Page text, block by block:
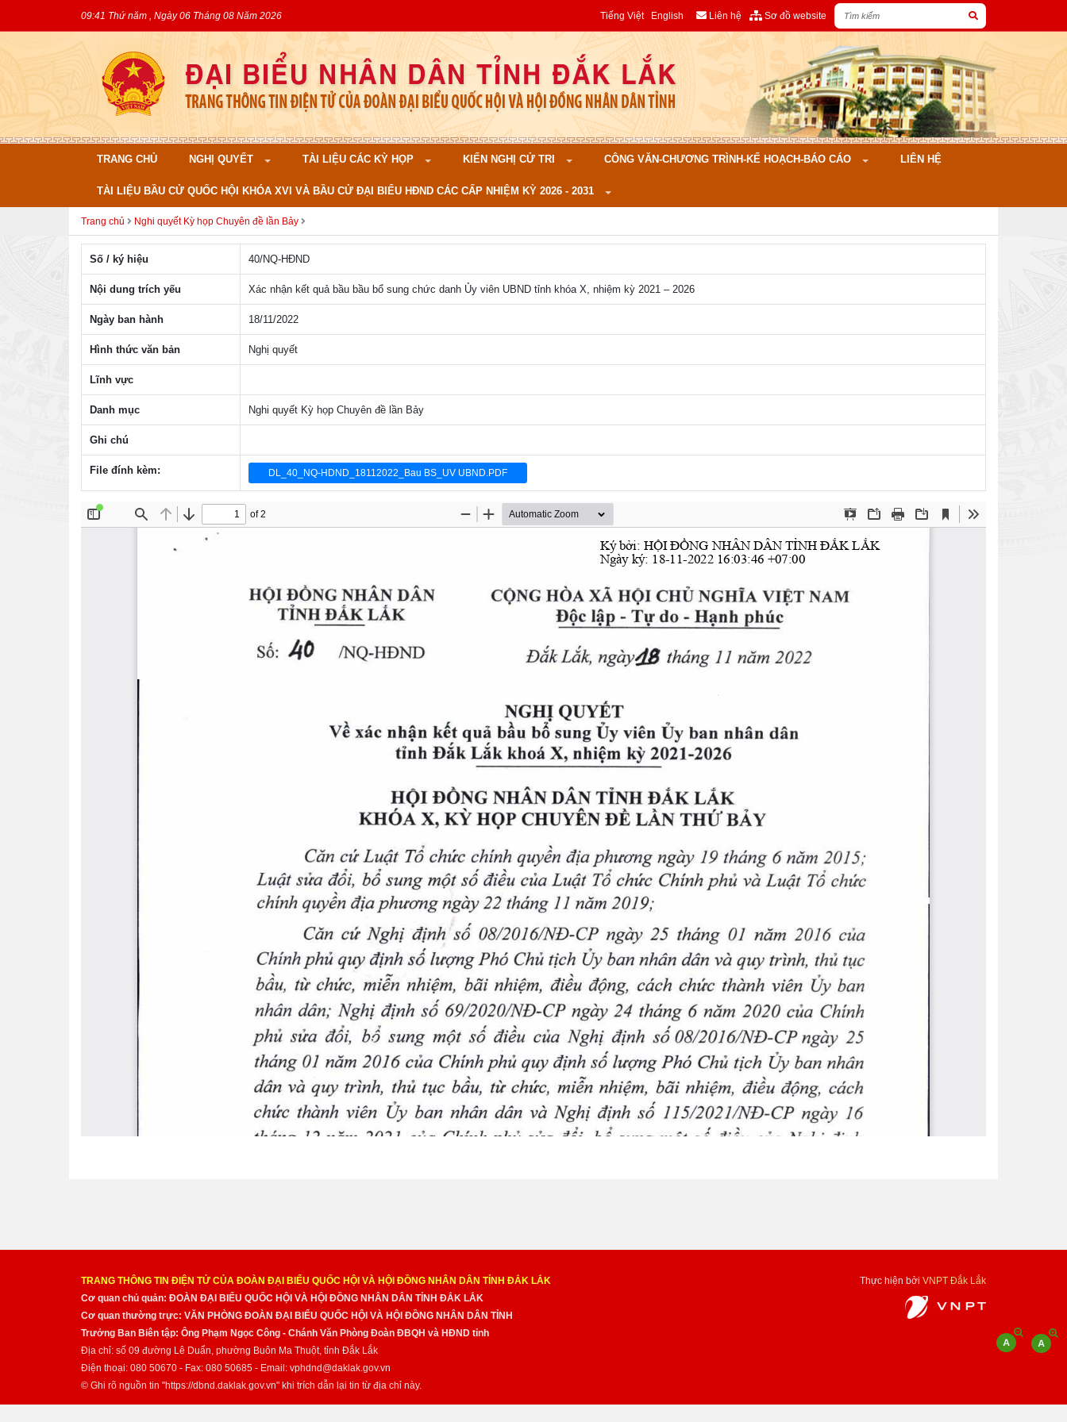
09:41 Thứ năm , Ngày 06 Tháng 08 Năm 2026 Tiếng Việt English Liên hệ Sơ đồ website
TRANG CHỦ NGHỊ QUYẾT TÀI LIỆU CÁC KỲ HỌP KIẾN NGHỊ CỬ TRI CÔNG VĂN-CHƯƠNG TRÌNH-KẾ HOẠCH-BÁO CÁO LIÊN HỆ
TÀI LIỆU BẦU CỬ QUỐC HỘI KHÓA XVI VÀ BẦU CỬ ĐẠI BIỂU HĐND CÁC CẤP NHIỆM KỲ 2026 - 2031
Trang chủ Nghi quyết Kỳ họp Chuyên đề lần Bảy
Số / ký hiệu 40/NQ-HÐND
Nội dung trích yếu Xác nhận kết quả bầu bầu bổ sung chức danh Ủy viên UBND tỉnh khóa X, nhiệm kỳ 2021 – 2026
Ngày ban hành 18/11/2022
Hình thức văn bản Nghị quyết
Lĩnh vực
Danh mục Nghi quyết Kỳ họp Chuyên đề lần Bảy
Ghi chú
File đính kèm: DL_40_NQ-HDND_18112022_Bau BS_UV UBND.PDF
TRANG THÔNG TIN ĐIỆN TỬ CỦA ĐOÀN ĐẠI BIỂU QUỐC HỘI VÀ HỘI ĐỒNG NHÂN DÂN TỈNH ĐẮK LẮK
Cơ quan chủ quản: ĐOÀN ĐẠI BIỂU QUỐC HỘI VÀ HỘI ĐỒNG NHÂN DÂN TỈNH ĐẮK LẮK
Cơ quan thường trực: VĂN PHÒNG ĐOÀN ĐẠI BIỂU QUỐC HỘI VÀ HỘI ĐỒNG NHÂN DÂN TỈNH
Trưởng Ban Biên tập: Ông Phạm Ngọc Công - Chánh Văn Phòng Đoàn ĐBQH và HĐND tỉnh
Địa chỉ: số 09 đường Lê Duẩn, phường Buôn Ma Thuột, tỉnh Đắk Lắk
Điện thoại: 080 50670 - Fax: 080 50685 - Email: vphdnd@daklak.gov.vn
© Ghi rõ nguồn tin "https://dbnd.daklak.gov.vn" khi trích dẫn lại tin từ địa chỉ này.
Thực hiện bởi VNPT Đắk Lắk